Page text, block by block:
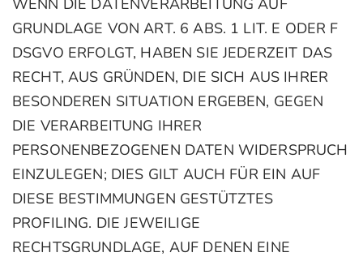
WENN DIE DATENVERARBEITUNG AUF
GRUNDLAGE VON ART. 6 ABS. 1 LIT. E ODER F
DSGVO ERFOLGT, HABEN SIE JEDERZEIT DAS
RECHT, AUS GRÜNDEN, DIE SICH AUS IHRER
BESONDEREN SITUATION ERGEBEN, GEGEN
DIE VERARBEITUNG IHRER
PERSONENBEZOGENEN DATEN WIDERSPRUCH
EINZULEGEN; DIES GILT AUCH FÜR EIN AUF
DIESE BESTIMMUNGEN GESTÜTZTES
PROFILING. DIE JEWEILIGE
RECHTSGRUNDLAGE, AUF DENEN EINE